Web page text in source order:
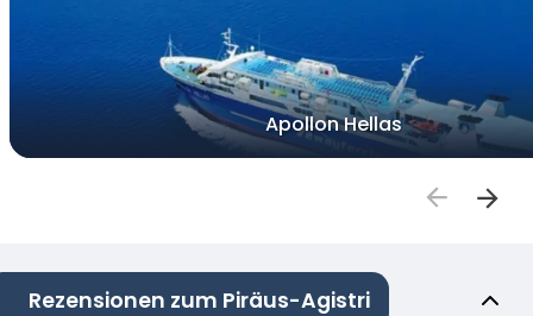
Apollon Hellas
Rezensionen zum Piräus-Agistri